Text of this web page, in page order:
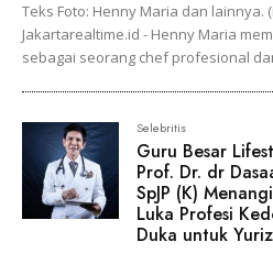
Teks Foto: Henny Maria dan lainnya.
Jakartarealtime.id - Henny Maria
sebagai seorang chef profesional
Selebritis
Guru Besar
Prof. Dr. dr
SpJP (K)
Luka Profesi
Duka untuk